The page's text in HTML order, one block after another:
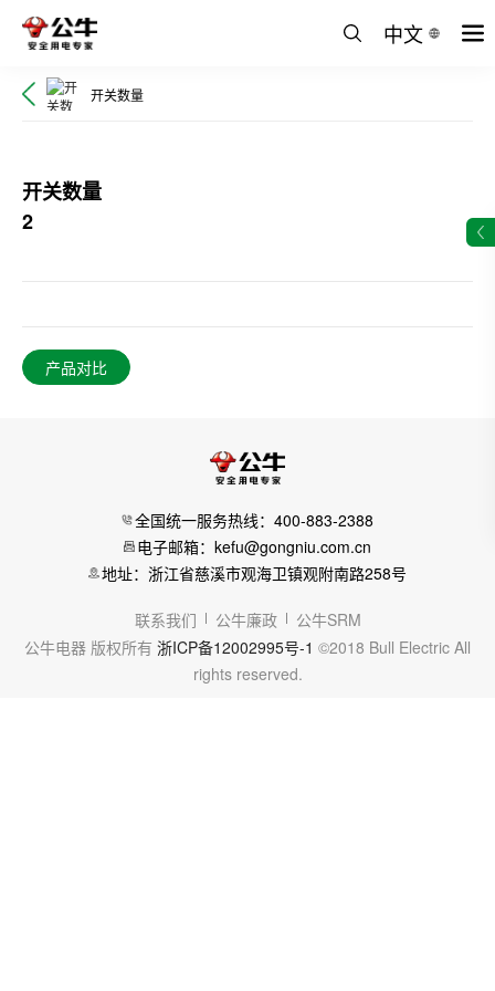
中文
开关数量
开关数量
2
产品对比
全国统一服务热线：400-883-2388
电子邮箱：kefu@gongniu.com.cn
地址：浙江省慈溪市观海卫镇观附南路258号
联系我们 公牛廉政
公牛SRM
公牛电器 版权所有 浙ICP备12002995号-1 ©2018 Bull Electric All
rights reserved.